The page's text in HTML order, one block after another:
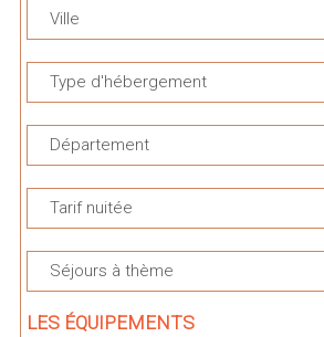
Ville
Type d'hébergement
Département
Tarif nuitée
Séjours à thème
LES ÉQUIPEMENTS